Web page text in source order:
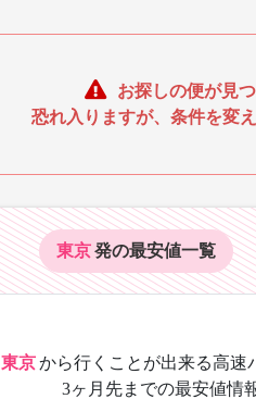
お探しの便が見
恐れ入りますが、条件を変
東京発の最安値一覧
東京から行くことが出来る高速
3ヶ月先までの最安値情